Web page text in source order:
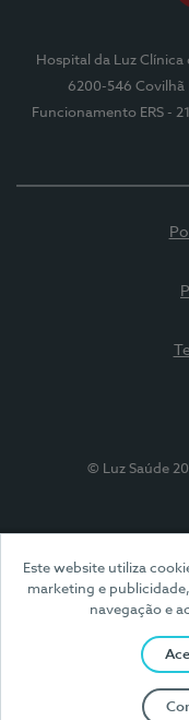
Este website utiliza
marketing e
navegação e
Hospital da Luz Clínica
6200-546 Covilhã
Funcionamento ERS -
© Luz Saúde